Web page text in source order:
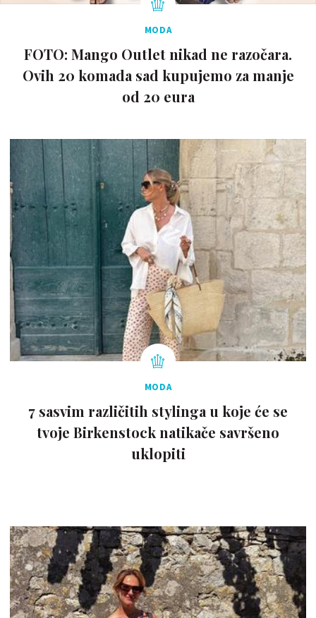
MODA
FOTO: Mango Outlet nikad ne razočara.
Ovih 20 komada sad kupujemo za manje
od 20 eura
MODA
7 sasvim različitih stylinga u koje će se
tvoje Birkenstock natikače savršeno
uklopiti